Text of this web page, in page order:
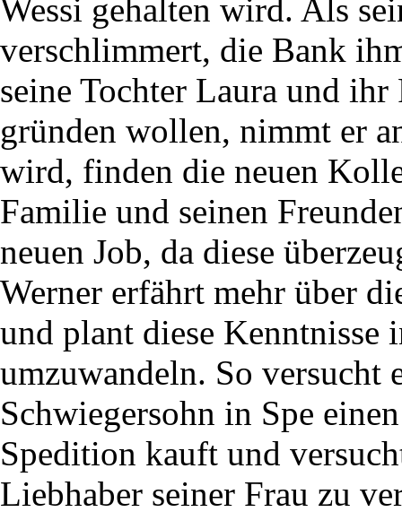
Wessi gehalten wird. Als
verschlimmert, die Bank
seine Tochter Laura und
gründen wollen, nimmt er
wird, finden die neuen
Familie und seinen
neuen Job, da diese
Werner erfährt mehr über
und plant diese Kenntnisse
umzuwandeln. So versucht
Schwiegersohn in Spe
Spedition kauft und
Liebhaber seiner Frau zu